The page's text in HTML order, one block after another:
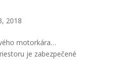
2018
motorkára…
je zabezpečené